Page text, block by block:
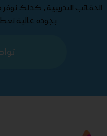
الحقائب التدريبية , كذلك
بجودة عالية